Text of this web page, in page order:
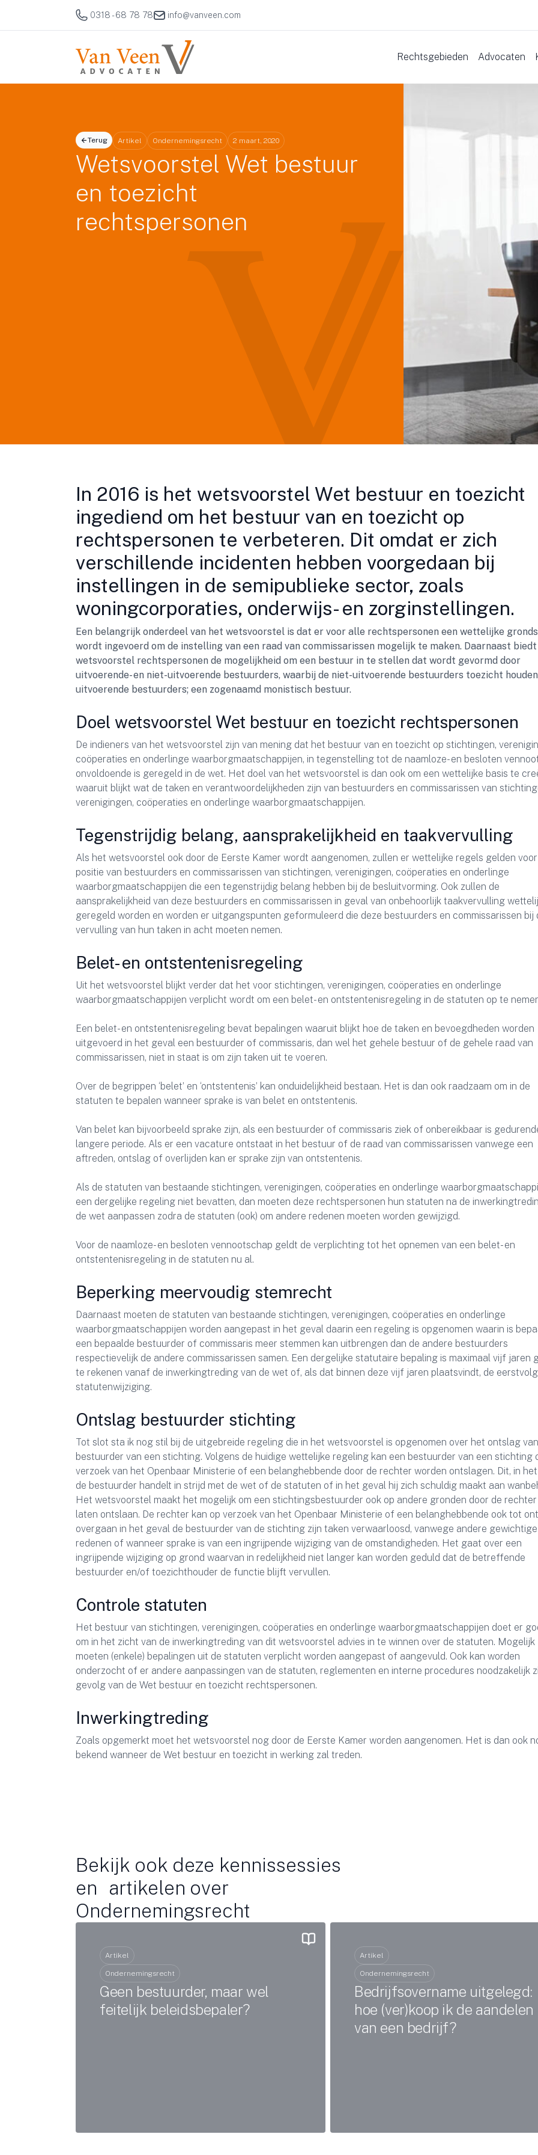
0318 - 68 78 78 info@vanveen.com
Rechtsgebieden Advocaten
Terug Artikel Ondernemingsrecht 2 maart, 2020
Wetsvoorstel Wet bestuur
en toezicht
rechtspersonen
In 2016 is het wetsvoorstel Wet bestuur en toezicht
ingediend om het bestuur van en toezicht op
rechtspersonen te verbeteren. Dit omdat er zich
verschillende incidenten hebben voorgedaan bij
instellingen in de semipublieke sector, zoals
woningcorporaties, onderwijs- en zorginstellingen.
Een belangrijk onderdeel van het wetsvoorstel is dat er voor alle rechtspersonen een wettelijke
wordt ingevoerd om de instelling van een raad van commissarissen mogelijk te maken. Daarnaast
wetsvoorstel rechtspersonen de mogelijkheid om een bestuur in te stellen dat wordt gevormd door
uitvoerende- en niet-uitvoerende bestuurders, waarbij de niet-uitvoerende bestuurders toezicht
uitvoerende bestuurders; een zogenaamd monistisch bestuur.
Doel wetsvoorstel Wet bestuur en toezicht rechtspersonen
De indieners van het wetsvoorstel zijn van mening dat het bestuur van en toezicht op stichtingen,
coöperaties en onderlinge waarborgmaatschappijen, in tegenstelling tot de naamloze- en besloten
onvoldoende is geregeld in de wet. Het doel van het wetsvoorstel is dan ook om een wettelijke basis te
waaruit blijkt wat de taken en verantwoordelijkheden zijn van bestuurders en commissarissen van
verenigingen, coöperaties en onderlinge waarborgmaatschappijen.
Tegenstrijdig belang, aansprakelijkheid en taakvervulling
Als het wetsvoorstel ook door de Eerste Kamer wordt aangenomen, zullen er wettelijke regels gelden
positie van bestuurders en commissarissen van stichtingen, verenigingen, coöperaties en onderlinge
waarborgmaatschappijen die een tegenstrijdig belang hebben bij de besluitvorming. Ook zullen de
aansprakelijkheid van deze bestuurders en commissarissen in geval van onbehoorlijk taakvervulling
geregeld worden en worden er uitgangspunten geformuleerd die deze bestuurders en commissarissen bij
vervulling van hun taken in acht moeten nemen.
Belet- en ontstentenisregeling
Uit het wetsvoorstel blijkt verder dat het voor stichtingen, verenigingen, coöperaties en onderlinge
waarborgmaatschappijen verplicht wordt om een belet- en ontstentenisregeling in de statuten op te
Een belet- en ontstentenisregeling bevat bepalingen waaruit blijkt hoe de taken en bevoegdheden worden
uitgevoerd in het geval een bestuurder of commissaris, dan wel het gehele bestuur of de gehele raad van
commissarissen, niet in staat is om zijn taken uit te voeren.
Over de begrippen ‘belet’ en ‘ontstentenis’ kan onduidelijkheid bestaan. Het is dan ook raadzaam om in de
statuten te bepalen wanneer sprake is van belet en ontstentenis.
Van belet kan bijvoorbeeld sprake zijn, als een bestuurder of commissaris ziek of onbereikbaar is
langere periode. Als er een vacature ontstaat in het bestuur of de raad van commissarissen vanwege een
aftreden, ontslag of overlijden kan er sprake zijn van ontstentenis.
Als de statuten van bestaande stichtingen, verenigingen, coöperaties en onderlinge
een dergelijke regeling niet bevatten, dan moeten deze rechtspersonen hun statuten na de
de wet aanpassen zodra de statuten (ook) om andere redenen moeten worden gewijzigd.
Voor de naamloze- en besloten vennootschap geldt de verplichting tot het opnemen van een belet- en
ontstentenisregeling in de statuten nu al.
Beperking meervoudig stemrecht
Daarnaast moeten de statuten van bestaande stichtingen, verenigingen, coöperaties en onderlinge
waarborgmaatschappijen worden aangepast in het geval daarin een regeling is opgenomen waarin is
een bepaalde bestuurder of commissaris meer stemmen kan uitbrengen dan de andere bestuurders
respectievelijk de andere commissarissen samen. Een dergelijke statutaire bepaling is maximaal vijf jaren
te rekenen vanaf de inwerkingtreding van de wet of, als dat binnen deze vijf jaren plaatsvindt, de
statutenwijziging.
Ontslag bestuurder stichting
Tot slot sta ik nog stil bij de uitgebreide regeling die in het wetsvoorstel is opgenomen over het ontslag
bestuurder van een stichting. Volgens de huidige wettelijke regeling kan een bestuurder van een stichting
verzoek van het Openbaar Ministerie of een belanghebbende door de rechter worden ontslagen. Dit, in
de bestuurder handelt in strijd met de wet of de statuten of in het geval hij zich schuldig maakt aan
Het wetsvoorstel maakt het mogelijk om een stichtingsbestuurder ook op andere gronden door de
laten ontslaan. De rechter kan op verzoek van het Openbaar Ministerie of een belanghebbende ook tot
overgaan in het geval de bestuurder van de stichting zijn taken verwaarloosd, vanwege andere gewichtige
redenen of wanneer sprake is van een ingrijpende wijziging van de omstandigheden. Het gaat over een
ingrijpende wijziging op grond waarvan in redelijkheid niet langer kan worden geduld dat de betreffende
bestuurder en/of toezichthouder de functie blijft vervullen.
Controle statuten
Het bestuur van stichtingen, verenigingen, coöperaties en onderlinge waarborgmaatschappijen doet er
om in het zicht van de inwerkingtreding van dit wetsvoorstel advies in te winnen over de statuten. Mogelijk
moeten (enkele) bepalingen uit de statuten verplicht worden aangepast of aangevuld. Ook kan worden
onderzocht of er andere aanpassingen van de statuten, reglementen en interne procedures noodzakelijk
gevolg van de Wet bestuur en toezicht rechtspersonen.
Inwerkingtreding
Zoals opgemerkt moet het wetsvoorstel nog door de Eerste Kamer worden aangenomen. Het is dan ook
bekend wanneer de Wet bestuur en toezicht in werking zal treden.
Bekijk ook deze kennissessies
en artikelen over
Ondernemingsrecht
Artikel
Ondernemingsrecht
Geen bestuurder, maar wel
feitelijk beleidsbepaler?
Artikel
Ondernemingsrecht
Bedrijfsovername uitgelegd:
hoe (ver)koop ik de aandelen
van een bedrijf?